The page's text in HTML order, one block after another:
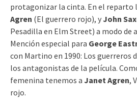
protagonizar la cinta. En el reparto
Agren (El guerrero rojo), y John
Pesadilla en Elm Street) a modo de
Mención especial para George
con Martino en 1990: Los guerreros
los antagonistas de la película.
femenina tenemos a Janet Agren,
rojo.